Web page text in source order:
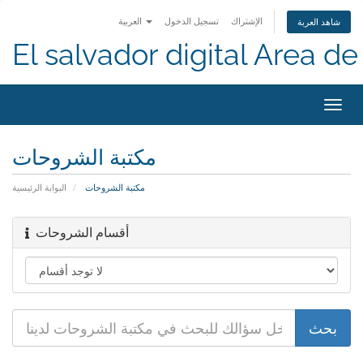
تسجيل الدخول الإشتراك شاهد العربة
El salvador digital Area
تبديل
التنقل
مكتبة الشروحات
البوابة الرئيسية مكتبة الشروحات
أقسام الشروحات